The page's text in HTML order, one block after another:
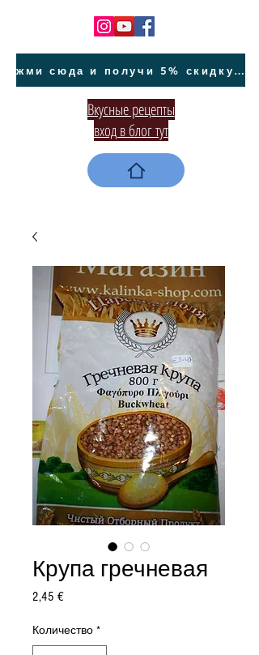
жми сюда и получи 5% скидку на покупку авто на Кипре и автообслуживание
Вкусные рецепты
вход в блог тут
Крупа гречневая
2,45 €Цена
Количество *